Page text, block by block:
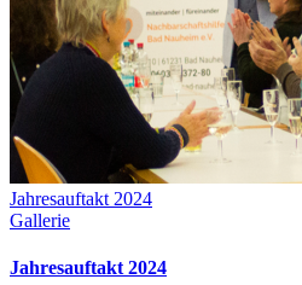
Jahresauftakt 2024
Gallerie
Jahresauftakt 2024